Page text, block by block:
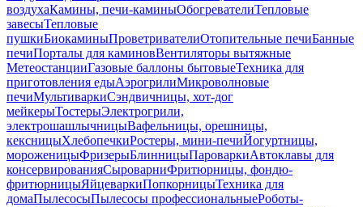
воздухаКамины, печи-каминыОбогревателиТепловые
завесыТепловые
пушкиБиокаминыПроветривателиОтопительные печиБанные
печиПорталы для каминовВентиляторы вытяжные
МетеостанцииГазовые баллоны бытовыеТехника для
приготовления едыАэрогрилиМикроволновые
печиМультиваркиСэндвичницы, хот-дог
мейкерыТостерыЭлектрогрили,
электрошашлычницыВафельницы, орешницы,
кексницыХлебопечкиРостеры, мини-печиЙогуртницы,
мороженицыФризерыБлинницыПароваркиАвтоклавы для
консервированияСыроварниФритюрницы, фондю-
фритюрницыЯйцеваркиПопкорницыТехника для
домаПылесосыПылесосы профессиональныеРоботы-